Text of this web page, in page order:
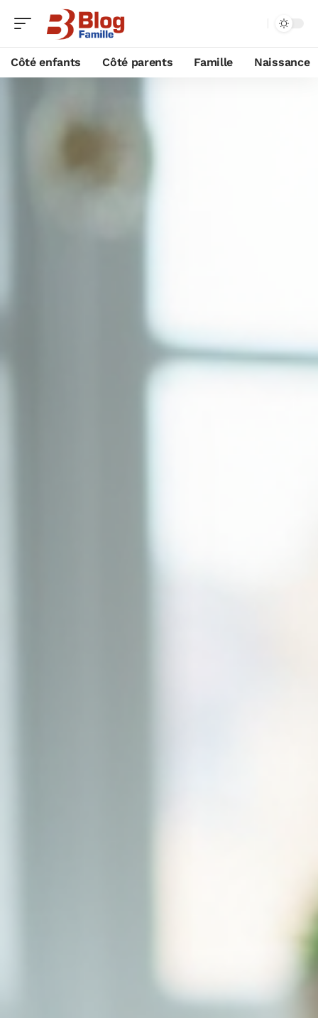
Côté enfants Côté parents Famille Naissance